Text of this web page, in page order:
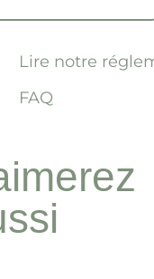
Lire notre
FAQ